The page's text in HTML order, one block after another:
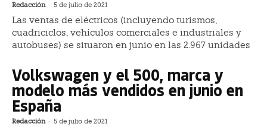
Redacción - 5 de julio de 2021
Las ventas de eléctricos (incluyendo turismos,
cuadriciclos, vehículos comerciales e industriales y
autobuses) se situaron en junio en las 2.967 unidades
Volkswagen y el 500, marca y
modelo más vendidos en junio en
España
Redacción - 5 de julio de 2021